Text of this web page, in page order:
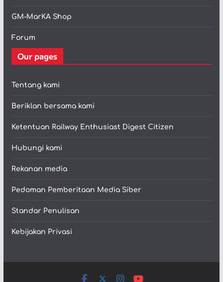
GM-MarKA Shop
Forum
Our pages
Tentang kami
Beriklan bersama kami
Ketentuan Railway Enthusiast Digest Citizen
Hubungi kami
Rekanan media
Pedoman Pemberitaan Media Siber
Standar Penulisan
Kebijakan Privasi